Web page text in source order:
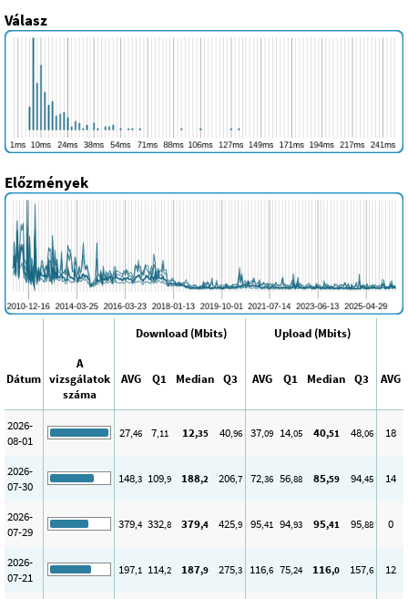
Válasz
Előzmények
Download (Mbits) Upload (Mbits)
Dátum
A
vizsgálatok
száma
AVG Q1 Median Q3 AVG Q1 Median Q3 AVG
2026-
08-01
27,46 7,11 12,35 40,96 37,09 14,05 40,51 48,06 18
2026-
07-30
148,3 109,9 188,2 206,7 72,36 56,88 85,59 94,45 14
2026-
07-29
379,4 332,8 379,4 425,9 95,41 94,93 95,41 95,88 0
2026-
07-21
197,1 114,2 187,9 275,3 116,6 75,24 116,0 157,6 12